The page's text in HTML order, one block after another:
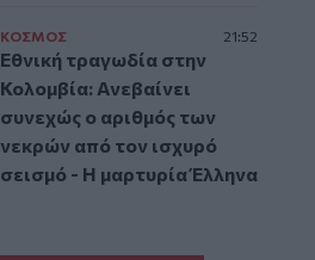
ΚΟΣΜΟΣ 21:52
Εθνική τραγωδία στην
Κολομβία: Ανεβαίνει
συνεχώς ο αριθμός των
νεκρών από τον ισχυρό
σεισμό - Η μαρτυρία Έλληνα